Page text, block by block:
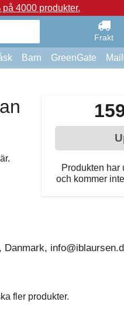
4000 produkter.
Frakt
Barn GreenGate
Produkten har
och kommer
Danmark,
fler produkter.